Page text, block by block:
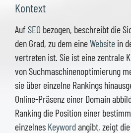
Kontext
Auf SEO bezogen, beschreibt die
den Grad, zu dem eineWebsitein
vertreten ist. Sie ist eine zentrale
von Suchmaschinenoptimierung
sie über einzelne Rankings
Online-Präsenz einer Domain
Ranking die Position einer
einzelnes Keywordangibt, zeigt